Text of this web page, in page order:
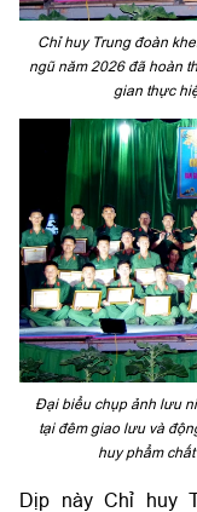
Chỉ huy Trung đoàn
ngũ năm 2026 đã hoàn
gian thực
Đại biểu chụp ảnh lưu
tại đêm giao lưu và
huy phẩm
Dịp này Chỉ huy